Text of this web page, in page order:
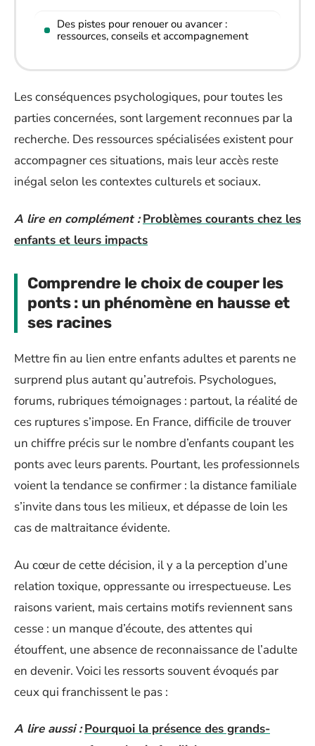
Des pistes pour renouer ou avancer :
ressources, conseils et accompagnement
Les conséquences psychologiques, pour toutes les
parties concernées, sont largement reconnues par la
recherche. Des ressources spécialisées existent pour
accompagner ces situations, mais leur accès reste
inégal selon les contextes culturels et sociaux.
A lire en complément : Problèmes courants chez les
enfants et leurs impacts
Comprendre le choix de couper les
ponts : un phénomène en hausse et
ses racines
Mettre fin au lien entre enfants adultes et parents ne
surprend plus autant qu’autrefois. Psychologues,
forums, rubriques témoignages : partout, la réalité de
ces ruptures s’impose. En France, difficile de trouver
un chiffre précis sur le nombre d’enfants coupant les
ponts avec leurs parents. Pourtant, les professionnels
voient la tendance se confirmer : la distance familiale
s’invite dans tous les milieux, et dépasse de loin les
cas de maltraitance évidente.
Au cœur de cette décision, il y a la perception d’une
relation toxique, oppressante ou irrespectueuse. Les
raisons varient, mais certains motifs reviennent sans
cesse : un manque d’écoute, des attentes qui
étouffent, une absence de reconnaissance de l’adulte
en devenir. Voici les ressorts souvent évoqués par
ceux qui franchissent le pas :
A lire aussi : Pourquoi la présence des grands-